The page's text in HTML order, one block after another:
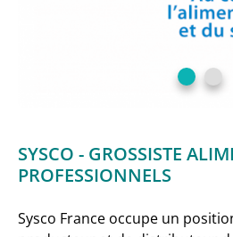
SYSCO - GROSSISTE
PROFESSIONNELS
Sysco France occupe un